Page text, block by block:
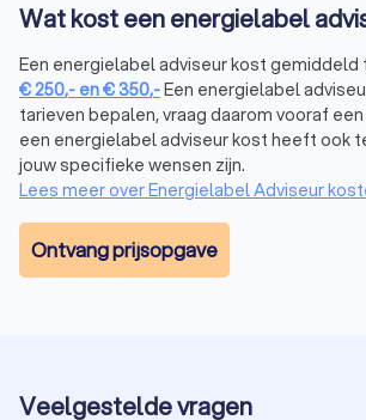
Wat kost een energielabel
Een energielabel adviseur kost gemiddeld
€250,- en€350,-Een energielabel
tarieven bepalen, vraag daarom vooraf
een energielabel adviseur kost heeft ook
jouw specifieke wensen zijn.
Lees meer over Energielabel Adviseur
Ontvang prijsopgave
Veelgestelde vragen